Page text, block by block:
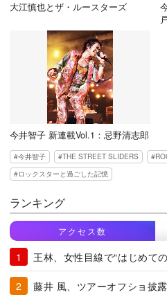
大江慎也とザ・ルースターズ
今井智子 新連載Vol.1：忌野清志郎
今井智子 THE STREET SLIDERS
ロックスターと過ごした記憶
ランキング
アクセス数
王林、女性目線で“はじめて
藤井 風、ツアーオフショ披露